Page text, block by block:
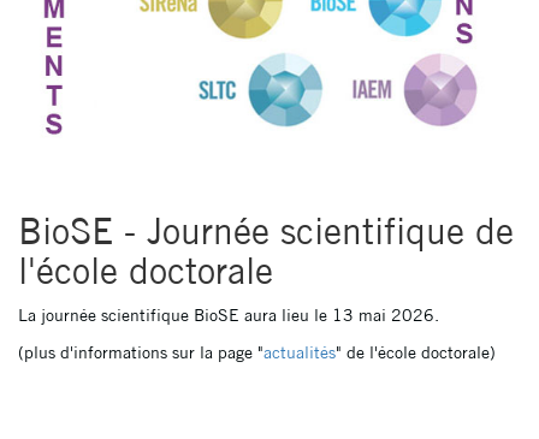
BioSE - Journée scientifique de
l'école doctorale
La journée scientifique BioSE aura lieu le 13 mai 2026.
(plus d'informations sur la page "actualités" de l'école doctorale)